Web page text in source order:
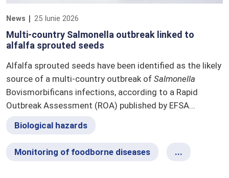
News 25 Iunie 2026
Multi-country Salmonella outbreak linked to
alfalfa sprouted seeds
Alfalfa sprouted seeds have been identified as the likely
source of a multi-country outbreak of Salmonella
Bovismorbificans infections, according to a Rapid
Outbreak Assessment (ROA) published by EFSA...
Biological hazards
Monitoring of foodborne diseases ...